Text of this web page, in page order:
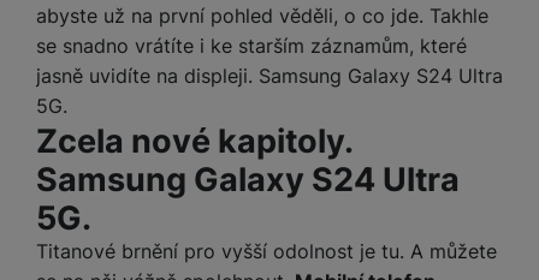
k
a
H
e
a
a
d
r
á
k
e
z
r
t
v
é
P
a
m
o
v
a
abyste už na první pohled věděli, o co jde. Takhle
se snadno vrátíte i ke starším záznamům, které
jasně uvidíte na displeji. Samsung Galaxy S24 Ultra
5G.
Zcela nové kapitoly.
Samsung Galaxy S24 Ultra
5G.
Titanové brnění pro vyšší odolnost je tu. A můžete